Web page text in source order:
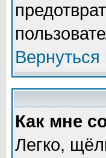
Вернуться
Как мне
Легко,